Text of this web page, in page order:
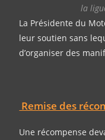
la
La Présidente du
leur soutien sans
d’organiser des
Remise des
Une récompense